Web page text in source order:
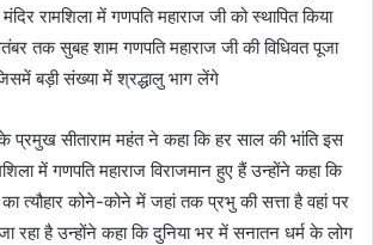
रामशिला में गणपति महाराज जी को स्थापित किया
तक सुबह शाम गणपति महाराज जी की विधिवत पूजा
बड़ी संख्या में श्रद्धालु भाग लेंगे
प्रमुख सीताराम महंत ने कहा कि हर साल की भांति इस
में गणपति महाराज विराजमान हुए हैं उन्होंने कहा कि
त्यौहार कोने-कोने में जहां तक प्रभु की सत्ता है वहां पर
रहा है उन्होंने कहा कि दुनिया भर में सनातन धर्म के लोग